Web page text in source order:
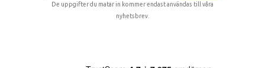
De uppgifter du matar in kommer endast användas till våra
nyhetsbrev.